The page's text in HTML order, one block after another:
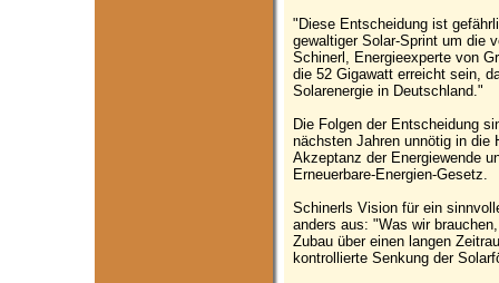
"Diese Entscheidung ist
gewaltiger Solar-Sprint um die
Schinerl, Energieexperte von
die 52 Gigawatt erreicht sein,
Solarenergie in Deutschland."
Die Folgen der Entscheidung
nächsten Jahren unnötig in die
Akzeptanz der Energiewende
Erneuerbare-Energien-Gesetz.
Schinerls Vision für ein
anders aus: "Was wir
Zubau über einen langen
kontrollierte Senkung der